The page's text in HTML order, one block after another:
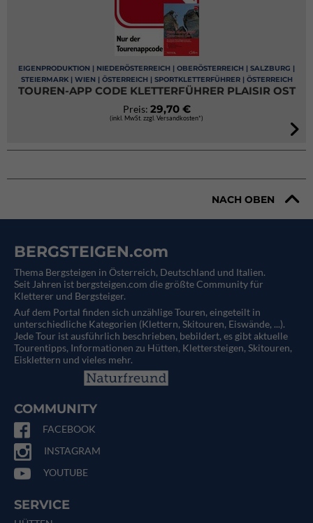
EIGENPRODUKTION | NIEDERÖSTERREICH | OBERÖSTERREICH | SALZBURG |
STEIERMARK | WIEN | ÖSTERREICH | SPORTKLETTERFÜHRER | ÖSTERREICH
TOUREN-APP CODE KLETTERFÜHRER PLAISIR OST
Preis: 29,70 €
(inkl. MwSt. zzgl. Versandkosten*)
NACH OBEN
BERGSTEIGEN.com
Thema Bergsteigen in Österreich, Deutschland und Italien.
Seit Jahren ist bergsteigen.com die größte Community für
Kletterer und Bergsteiger.
Auf dem Portal finden sich unzählige Touren, eingeteilt in
unterschiedliche Kategorien (Klettern, Skitouren, Eiswände, ...).
Jede Tour ist ausführlich beschrieben, bebildert, es gibt aktuelle
Tourentipps, Informationen zu Hütten, Klettersteigen, Skitouren,
Eisklettern und vieles mehr.
COMMUNITY
FACEBOOK
INSTAGRAM
YOUTUBE
SERVICE